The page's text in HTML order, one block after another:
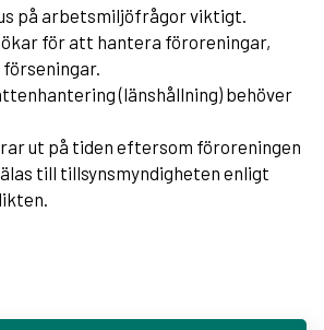
på arbetsmiljöfrågor viktigt.
för att hantera föroreningar,
(länshållning) behöver
ut på tiden eftersom föroreningen
till tillsynsmyndigheten enligt